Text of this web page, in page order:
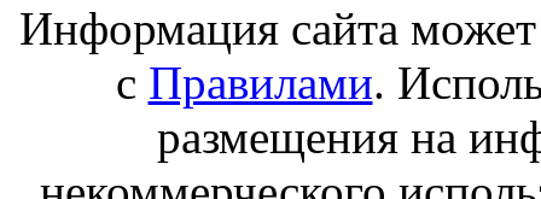
Информация сайта может
с Правилами.
размещения на